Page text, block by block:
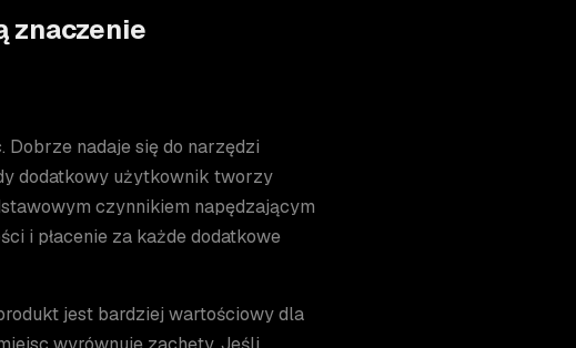
znaczenie
nadaje się do narzędzi
dodatkowy użytkownik tworzy
czynnikiem napędzającym
i płacenie za każde dodatkowe
jest bardziej wartościowy dla